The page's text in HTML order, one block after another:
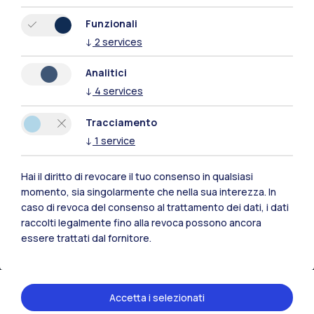
Piacenza
Xi'an
Risorse
Contattaci
Funzionali
↓ 2 services
Analitici
↓ 4 services
Tracciamento
↓ 1 service
Hai il diritto di revocare il tuo consenso in qualsiasi
momento, sia singolarmente che nella sua interezza. In
caso di revoca del consenso al trattamento dei dati, i dati
raccolti legalmente fino alla revoca possono ancora
essere trattati dal fornitore.
Accetta i selezionati